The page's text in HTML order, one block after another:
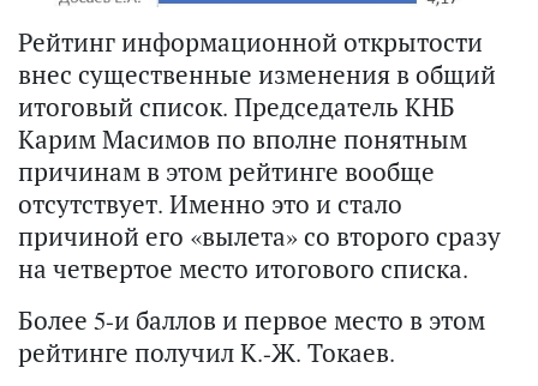
Рейтинг информационной открытости
внес существенные изменения в общий
итоговый список. Председатель КНБ
Карим Масимов по вполне понятным
причинам в этом рейтинге вообще
отсутствует. Именно это и стало
причиной его «вылета» со второго сразу
на четвертое место итогового списка.
Более 5-и баллов и первое место в этом
рейтинге получил К.-Ж. Токаев.